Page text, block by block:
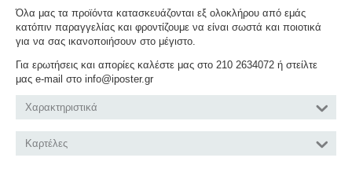
Όλα μας τα προϊόντα κατασκευάζονται εξ ολοκλήρου από εμάς
κατόπιν παραγγελίας και φροντίζουμε να είναι σωστά και ποιοτικά
για να σας ικανοποιήσουν στο μέγιστο.
Για ερωτήσεις και απορίες καλέστε μας στο 210 2634072 ή στείλτε
μας e-mail στο info@iposter.gr
Χαρακτηριστικά
Καρτέλες